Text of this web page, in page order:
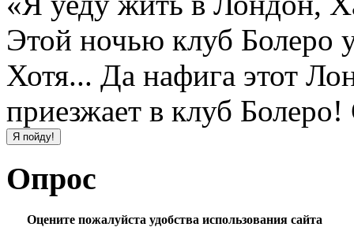
Этой ночью клуб Болеро
Хотя... Да нафига этот
приезжает в клуб
Опрос
Оцените пожалуйста удобства использования сайта